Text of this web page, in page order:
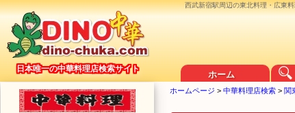
西武新宿駅周辺の東北料理・広東
日本唯一の中華料理店検索サイト
ホーム
ホームページ > 中華料理店検索 > 関